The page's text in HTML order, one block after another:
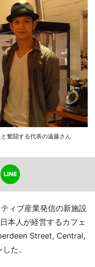
奮闘する代表の遠藤さん
ィブ産業発信の新施設
本人が経営するカフェ
Street, Central,
た。